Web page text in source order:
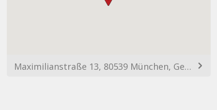
Maximilianstraße 13, 80539 München, Germany